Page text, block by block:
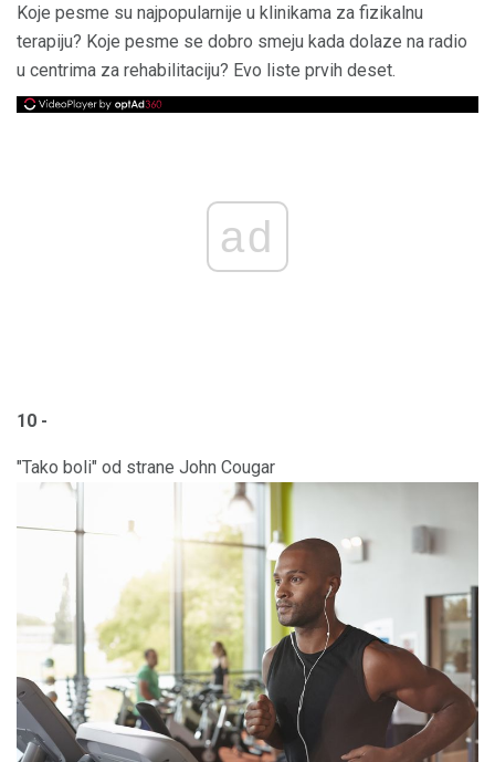
Koje pesme su najpopularnije u klinikama za fizikalnu
terapiju? Koje pesme se dobro smeju kada dolaze na radio
u centrima za rehabilitaciju? Evo liste prvih deset.
ad
10 -
"Tako boli" od strane John Cougar